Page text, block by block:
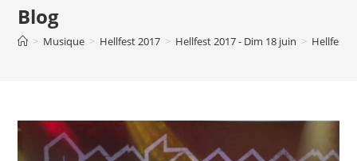
Blog
> Musique > Hellfest 2017 > Hellfest 2017 - Dim 18 juin > Hellfest